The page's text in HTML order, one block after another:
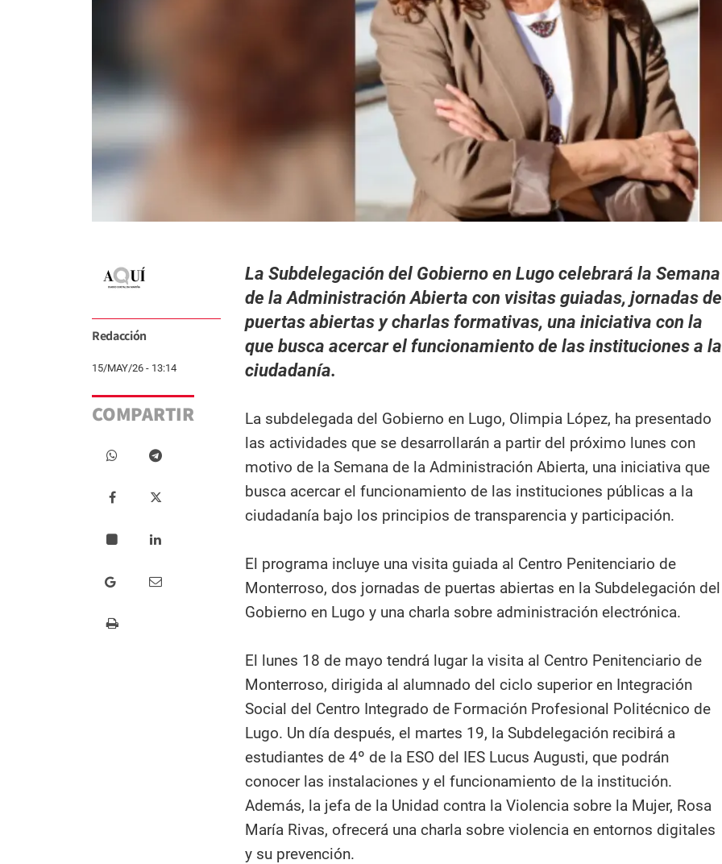
Redacción
15/MAY/26 - 13:14
COMPARTIR
La Subdelegación del Gobierno en Lugo celebrará la Semana
de la Administración Abierta con visitas guiadas, jornadas de
puertas abiertas y charlas formativas, una iniciativa con la
que busca acercar el funcionamiento de las instituciones a la
ciudadanía.
La subdelegada del Gobierno en Lugo, Olimpia López, ha presentado
las actividades que se desarrollarán a partir del próximo lunes con
motivo de la Semana de la Administración Abierta, una iniciativa que
busca acercar el funcionamiento de las instituciones públicas a la
ciudadanía bajo los principios de transparencia y participación.
El programa incluye una visita guiada al Centro Penitenciario de
Monterroso, dos jornadas de puertas abiertas en la Subdelegación del
Gobierno en Lugo y una charla sobre administración electrónica.
El lunes 18 de mayo tendrá lugar la visita al Centro Penitenciario de
Monterroso, dirigida al alumnado del ciclo superior en Integración
Social del Centro Integrado de Formación Profesional Politécnico de
Lugo. Un día después, el martes 19, la Subdelegación recibirá a
estudiantes de 4º de la ESO del IES Lucus Augusti, que podrán
conocer las instalaciones y el funcionamiento de la institución.
Además, la jefa de la Unidad contra la Violencia sobre la Mujer, Rosa
María Rivas, ofrecerá una charla sobre violencia en entornos digitales
y su prevención.